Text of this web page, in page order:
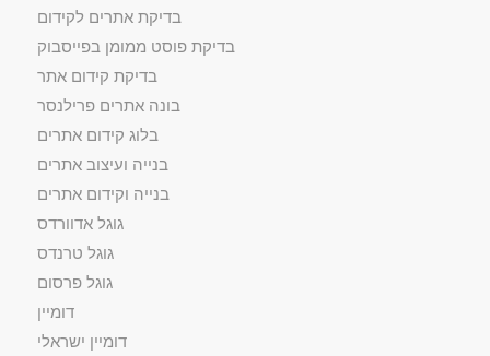
בדיקת אתרים לקידום
בדיקת פוסט ממומן בפייסבוק
בדיקת קידום אתר
בונה אתרים פרילנסר
בלוג קידום אתרים
בנייה ועיצוב אתרים
בנייה וקידום אתרים​
גוגל אדוורדס
גוגל טרנדס
גוגל פרסום
דומיין
דומיין ישראלי